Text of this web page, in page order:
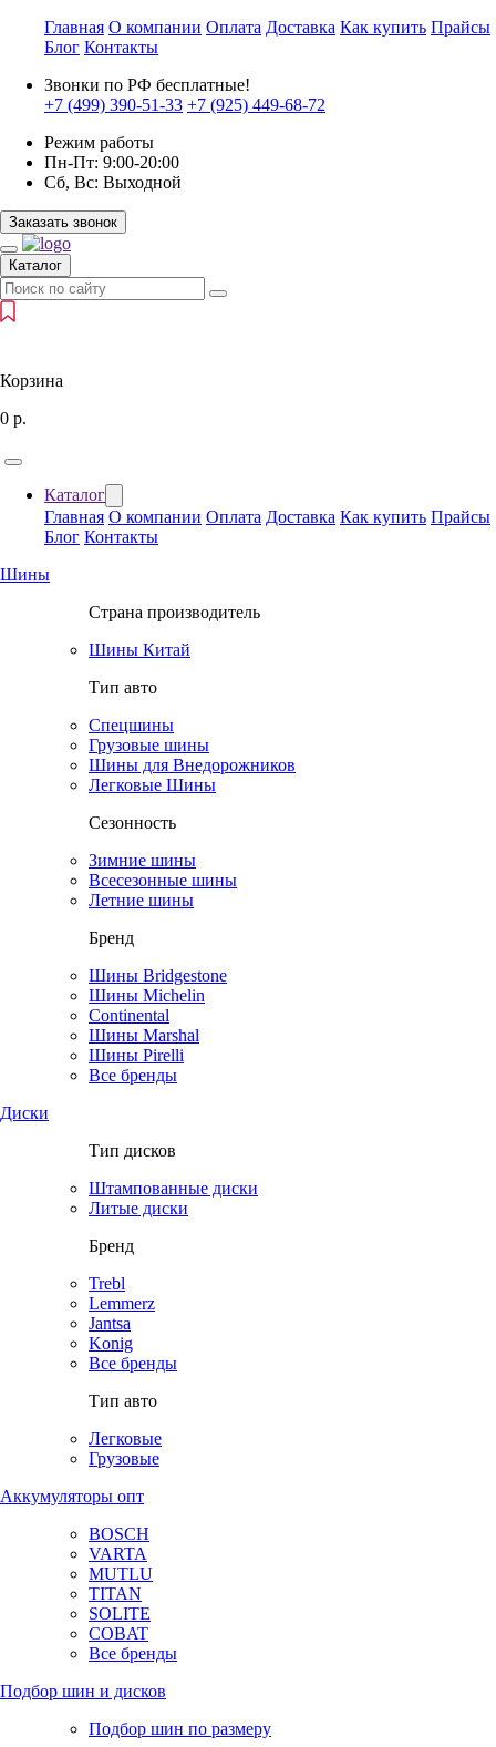
Главная О компании Оплата Доставка Как купить Прайсы
Блог Контакты
Звонки по РФ бесплатные!
+7 (499) 390-51-33 +7 (925) 449-68-72
Режим работы
Пн-Пт: 9:00-20:00
Сб, Вс: Выходной
Заказать звонок
Каталог
Корзина
0 р.
Каталог
Главная О компании Оплата Доставка Как купить Прайсы
Блог Контакты
Шины
Страна производитель
Шины Китай
Тип авто
Спецшины
Грузовые шины
Шины для Внедорожников
Легковые Шины
Сезонность
Зимние шины
Всесезонные шины
Летние шины
Бренд
Шины Bridgestone
Шины Michelin
Continental
Шины Marshal
Шины Pirelli
Все бренды
Диски
Тип дисков
Штампованные диски
Литые диски
Бренд
Trebl
Lemmerz
Jantsa
Konig
Все бренды
Тип авто
Легковые
Грузовые
Аккумуляторы опт
BOSCH
VARTA
MUTLU
TITAN
SOLITE
COBAT
Все бренды
Подбор шин и дисков
Подбор шин по размеру